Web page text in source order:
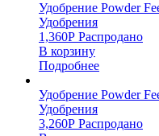
Удобрение Powder
Удобрения
1,360Р Распродано
В корзину
Подробнее
Удобрение Powder
Удобрения
3,260Р Распродано